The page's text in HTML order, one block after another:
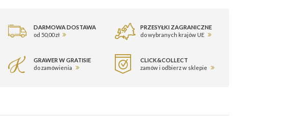
DARMOWA DOSTAWA
od 50,00 zł
PRZESYŁKI ZAGRANICZNE
do wybranych krajów UE
GRAWER W GRATISIE
do zamówienia
CLICK&COLLECT
zamów i odbierz w sklepie